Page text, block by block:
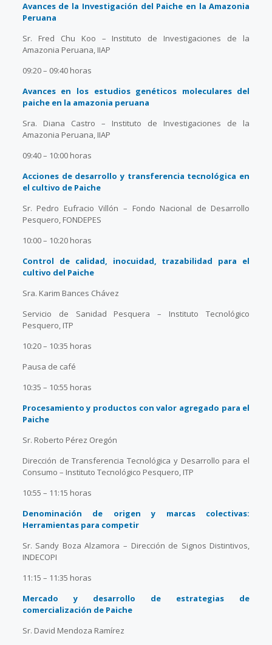
Avances de la Investigación del Paiche en la Amazonia
Peruana
Sr. Fred Chu Koo – Instituto de Investigaciones de la
Amazonia Peruana, IIAP
09:20 – 09:40 horas
Avances en los estudios genéticos moleculares del
paiche en la amazonia peruana
Sra. Diana Castro – Instituto de Investigaciones de la
Amazonia Peruana, IIAP
09:40 – 10:00 horas
Acciones de desarrollo y transferencia tecnológica en
el cultivo de Paiche
Sr. Pedro Eufracio Villón – Fondo Nacional de Desarrollo
Pesquero, FONDEPES
10:00 – 10:20 horas
Control de calidad, inocuidad, trazabilidad para el
cultivo del Paiche
Sra. Karim Bances Chávez
Servicio de Sanidad Pesquera – Instituto Tecnológico
Pesquero, ITP
10:20 – 10:35 horas
Pausa de café
10:35 – 10:55 horas
Procesamiento y productos con valor agregado para el
Paiche
Sr. Roberto Pérez Oregón
Dirección de Transferencia Tecnológica y Desarrollo para el
Consumo – Instituto Tecnológico Pesquero, ITP
10:55 – 11:15 horas
Denominación de origen y marcas colectivas:
Herramientas para competir
Sr. Sandy Boza Alzamora – Dirección de Signos Distintivos,
INDECOPI
11:15 – 11:35 horas
Mercado y desarrollo de estrategias de
comercialización de Paiche
Sr. David Mendoza Ramírez